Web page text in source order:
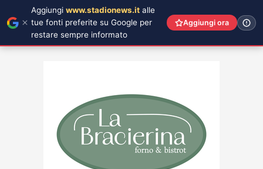
Aggiungi www.stadionews.it alle
tue fonti preferite su Google per
restare sempre informato
Aggiungi ora